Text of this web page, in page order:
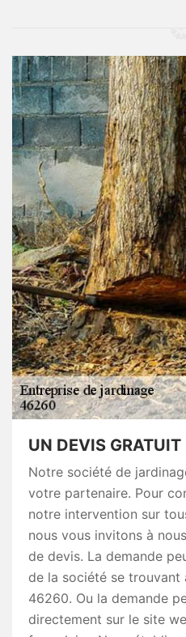
UN DEVIS GRATUIT
Notre société de
votre partenaire. Pour
notre intervention sur
nous vous invitons à
de devis. La demande
de la société se trouvant
46260. Ou la demande
directement sur le site